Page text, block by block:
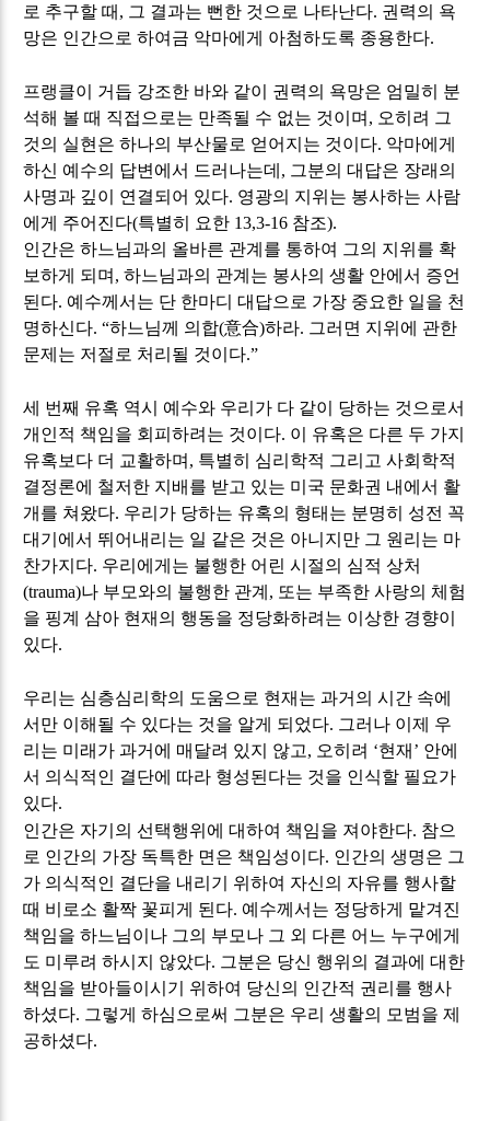
로 추구할 때 , 그 결과는 뻔한 것으로 나타난다. 권력의 욕
망은 인간으로 하여금 악마에게 아첨하도록 종용한다.
프랭클이 거듭 강조한 바와 같이 권력의 욕망은 엄밀히 분
석해 볼 때 직접으로는 만족될 수 없는 것이며 , 오히려 그
것의 실현은 하나의 부산물로 얻어지는 것이다. 악마에게
하신 예수의 답변에서 드러나는데 , 그분의 대답은 장래의
사명과 깊이 연결되어 있다. 영광의 지위는 봉사하는 사람
에게 주어진다(특별히 요한 13,3-16 참조).
인간은 하느님과의 올바른 관계를 통하여 그의 지위를 확
보하게 되며 ,하느님과의 관계는 봉사의 생활 안에서 증언
된다. 예수께서는 단 한마디 대답으로 가장 중요한 일을 천
명하신다. “하느님께 의합(意合)하라. 그러면 지위에 관한
문제는 저절로 처리될 것이다.”
세 번째 유혹 역시 예수와 우리가 다 같이 당하는 것으로서
개인적 책임을 회피하려는 것이다. 이 유혹은 다른 두 가지
유혹보다 더 교활하며 , 특별히 심리학적 그리고 사회학적
결정론에 철저한 지배를 받고 있는 미국 문화권 내에서 활
개를 쳐왔다. 우리가 당하는 유혹의 형태는 분명히 성전 꼭
대기에서 뛰어내리는 일 같은 것은 아니지만 그 원리는 마
찬가지다. 우리에게는 불행한 어린 시절의 심적 상처
(trauma)나 부모와의 불행한 관계 , 또는 부족한 사랑의 체험
을 핑계 삼아 현재의 행동을 정당화하려는 이상한 경향이
있다.
우리는 심층심리학의 도움으로 현재는 과거의 시간 속에
서만 이해될 수 있다는 것을 알게 되었다. 그러나 이제 우
리는 미래가 과거에 매달려 있지 않고, 오히려 ‘현재 ’ 안에
서 의식적인 결단에 따라 형성된다는 것을 인식할 필요가
있다.
인간은 자기의 선택행위에 대하여 책임을 져야한다. 참으
로 인간의 가장 독특한 면은 책임성이다. 인간의 생명은 그
가 의식적인 결단을 내리기 위하여 자신의 자유를 행사할
때 비로소 활짝 꽃피게 된다. 예수께서는 정당하게 맡겨진
책임을 하느님이나 그의 부모나 그 외 다른 어느 누구에게
도 미루려 하시지 않았다. 그분은 당신 행위의 결과에 대한
책임을 받아들이시기 위하여 당신의 인간적 권리를 행사
하셨다. 그렇게 하심으로써 그분은 우리 생활의 모범을 제
공하셨다.